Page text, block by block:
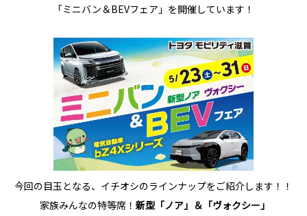
「ミニバン＆BEVフェア」を開催しています！
今回の目玉となる、イチオシのラインナップをご紹介します！！
家族みんなの特等席！ 新型「ノア」＆「ヴォクシー」